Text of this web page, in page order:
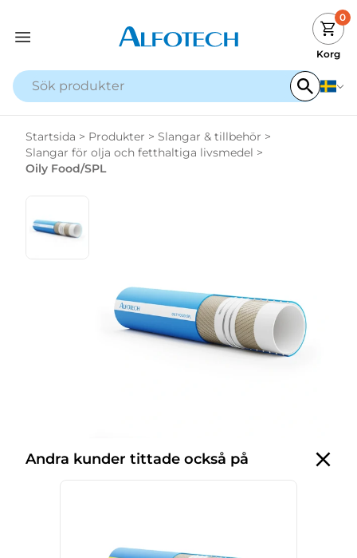
0
Korg
Startsida > Produkter > Slangar & tillbehör >
Slangar för olja och fetthaltiga livsmedel >
Oily Food/SPL
Andra kunder tittade också på